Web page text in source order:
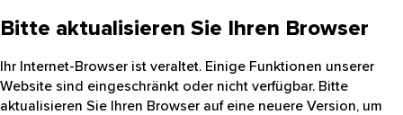
Bitte aktualisieren Sie Ihren Browser
Ihr Internet-Browser ist veraltet. Einige Funktionen unserer
Website sind eingeschränkt oder nicht verfügbar. Bitte
aktualisieren Sie Ihren Browser auf eine neuere Version, um